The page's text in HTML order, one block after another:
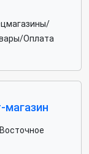
Оплата
магазин